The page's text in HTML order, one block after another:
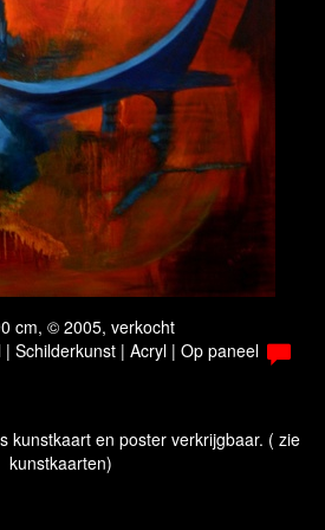
cm, © 2005, verkocht
Schilderkunst | Acryl | Op paneel
kunstkaart en poster verkrijgbaar. ( zie
kunstkaarten)